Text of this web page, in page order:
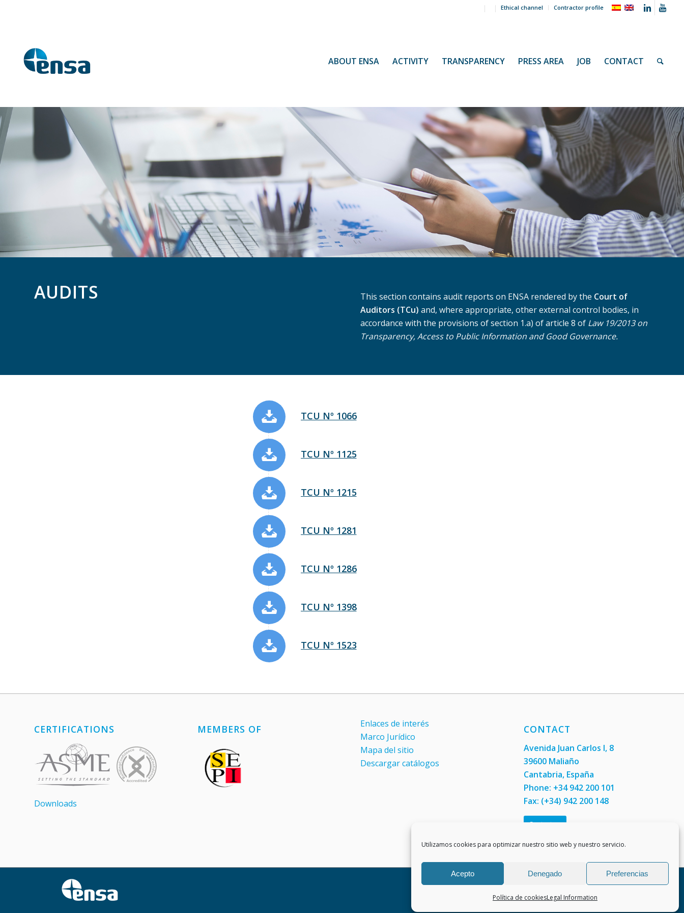
Utilizamos cookies para optimizar nuestro sitio web y nuestro servicio.
Acepto Denegado Preferencias
Política de cookiesLegal Information
Ethical channel Contractor profile
ABOUT ENSA ACTIVITY TRANSPARENCY PRESS AREA JOB CONTACT
AUDITS This section contains audit reports on ENSA rendered by the Court of
Auditors (TCu) and, where appropriate, other external control bodies, in
accordance with the provisions of section 1.a) of article 8 of Law 19/2013 on
Transparency, Access to Public Information and Good Governance.
TCU Nº 1066
TCU Nº 1125
TCU Nº 1215
TCU Nº 1281
TCU Nº 1286
TCU Nº 1398
TCU Nº 1523
CERTIFICATIONS
Downloads
MEMBERS OF
Enlaces de interés
Marco Jurídico
Mapa del sitio
Descargar catálogos
CONTACT
Avenida Juan Carlos I, 8
39600 Maliaño
Cantabria, España
Phone: +34 942 200 101
Fax: (+34) 942 200 148
Contact us